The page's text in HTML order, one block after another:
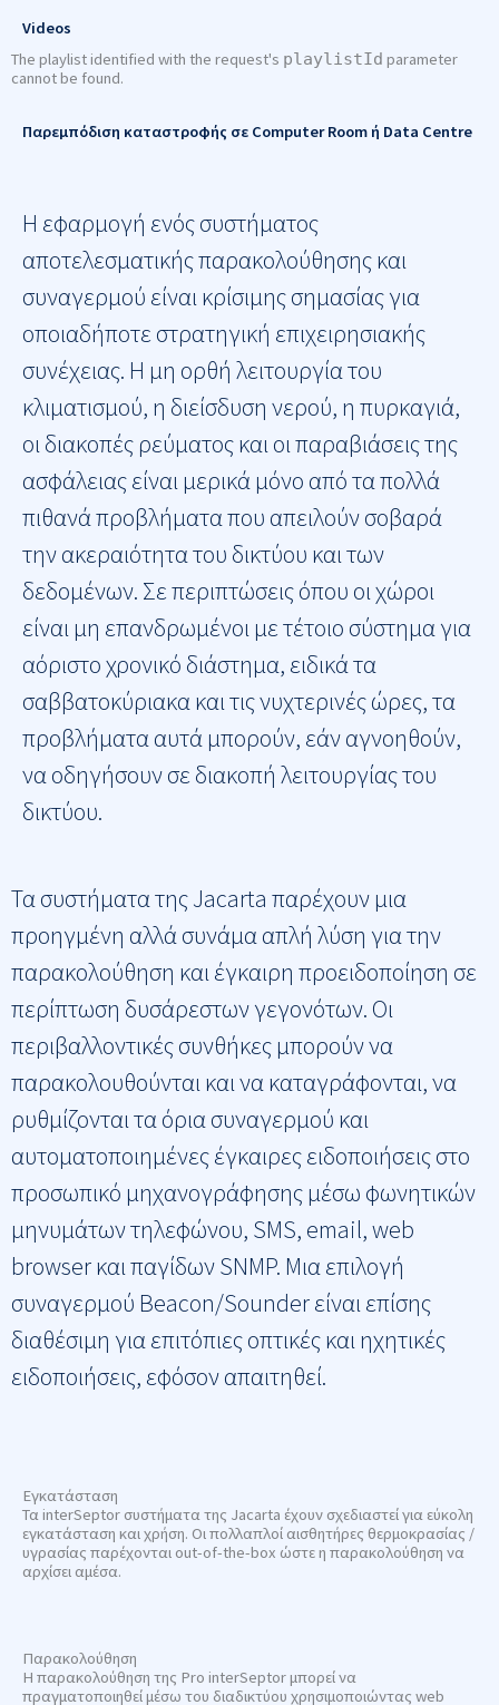
Videos
The playlist identified with the request's playlistId parameter
cannot be found.
Παρεμπόδιση καταστροφής σε Computer Room ή Data Centre
H εφαρμογή ενός συστήματος
αποτελεσματικής παρακολούθησης και
συναγερμού είναι κρίσιμης σημασίας για
οποιαδήποτε στρατηγική επιχειρησιακής
συνέχειας. Η μη ορθή λειτουργία του
κλιματισμού, η διείσδυση νερού, η πυρκαγιά,
οι διακοπές ρεύματος και οι παραβιάσεις της
ασφάλειας είναι μερικά μόνο από τα πολλά
πιθανά προβλήματα που απειλούν σοβαρά
την ακεραιότητα του δικτύου και των
δεδομένων. Σε περιπτώσεις όπου οι χώροι
είναι μη επανδρωμένοι με τέτοιο σύστημα για
αόριστο χρονικό διάστημα, ειδικά τα
σαββατοκύριακα και τις νυχτερινές ώρες, τα
προβλήματα αυτά μπορούν, εάν αγνοηθούν,
να οδηγήσουν σε διακοπή λειτουργίας του
δικτύου.
Τα συστήματα της Jacarta παρέχουν μια
προηγμένη αλλά συνάμα απλή λύση για την
παρακολούθηση και έγκαιρη προειδοποίηση σε
περίπτωση δυσάρεστων γεγονότων. Οι
περιβαλλοντικές συνθήκες μπορούν να
παρακολουθούνται και να καταγράφονται, να
ρυθμίζονται τα όρια συναγερμού και
αυτοματοποιημένες έγκαιρες ειδοποιήσεις στο
προσωπικό μηχανογράφησης μέσω φωνητικών
μηνυμάτων τηλεφώνου, SMS, email, web
browser και παγίδων SNMP. Μια επιλογή
συναγερμού Beacon/Sounder είναι επίσης
διαθέσιμη για επιτόπιες οπτικές και ηχητικές
ειδοποιήσεις, εφόσον απαιτηθεί.
Εγκατάσταση
Τα interSeptor συστήματα της Jacarta έχουν σχεδιαστεί για εύκολη
εγκατάσταση και χρήση. Οι πολλαπλοί αισθητήρες θερμοκρασίας /
υγρασίας παρέχονται out-of-the-box ώστε η παρακολούθηση να
αρχίσει αμέσα.
Παρακολούθηση
Η παρακολούθηση της Pro interSeptor μπορεί να
πραγματοποιηθεί μέσω του διαδικτύου χρησιμοποιώντας web